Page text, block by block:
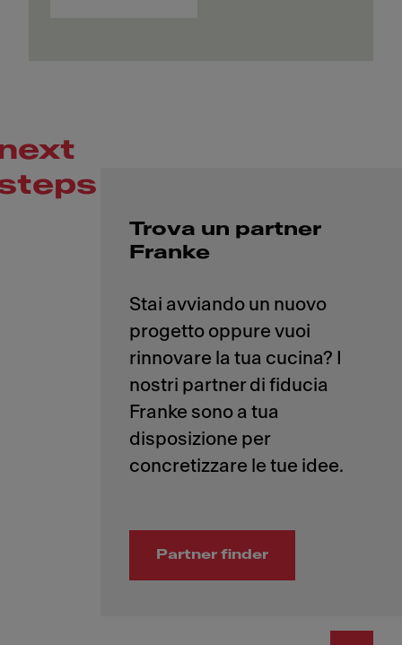
Trova un partner
Franke
Stai avviando un nuovo
progetto oppure vuoi
rinnovare la tua cucina? I
nostri partner di fiducia
Franke sono a tua
disposizione per
Partner finder